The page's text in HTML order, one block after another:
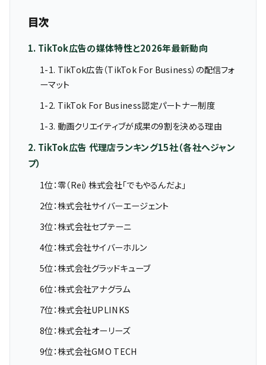
目次
1. TikTok広告の媒体特性と2026年最新動向
1-1. TikTok広告（TikTok For Business）の配信フォ
ーマット
1-2. TikTok For Business認定パートナー制度
1-3. 動画クリエイティブが成果の9割を決める理由
2. TikTok広告 代理店ランキング15社（各社へジャン
プ）
1位：零（Rei）株式会社「でもやるんだよ」
2位：株式会社サイバーエージェント
3位：株式会社セプテーニ
4位：株式会社サイバーホルン
5位：株式会社グラッドキューブ
6位：株式会社アナグラム
7位：株式会社UPLINKS
8位：株式会社オーリーズ
9位：株式会社GMO TECH